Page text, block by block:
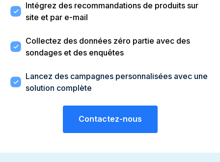
Intégrez des recommandations de produits sur
site et par e-mail
Collectez des données zéro partie avec des
sondages et des enquêtes
Lancez des campagnes personnalisées avec une
solution complète
Contactez-nous